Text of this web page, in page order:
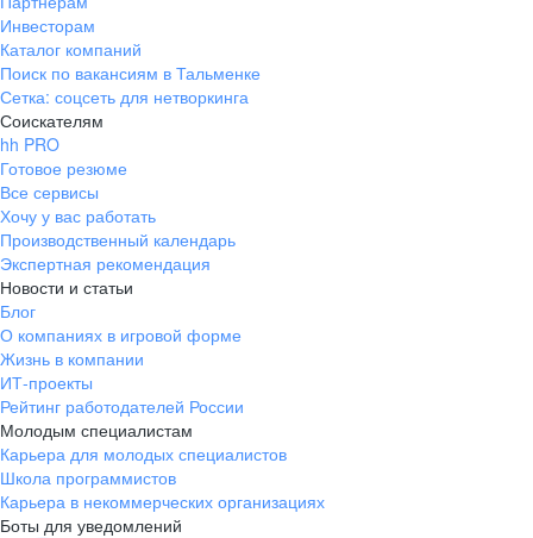
Инвесторам
Каталог компаний
Поиск по вакансиям в Тальменке
Сетка: соцсеть для нетворкинга
Соискателям
hh PRO
Готовое резюме
Все сервисы
Хочу у вас работать
Производственный календарь
Экспертная рекомендация
Новости и статьи
Блог
О компаниях в игровой форме
Жизнь в компании
ИТ-проекты
Рейтинг работодателей России
Молодым специалистам
Карьера для молодых специалистов
Школа программистов
Карьера в некоммерческих организациях
Боты для уведомлений